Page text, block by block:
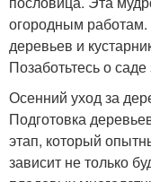
огородным работам.
деревьев и
Позаботьтесь о
Осенний уход за
Подготовка
этап, который
зависит не только